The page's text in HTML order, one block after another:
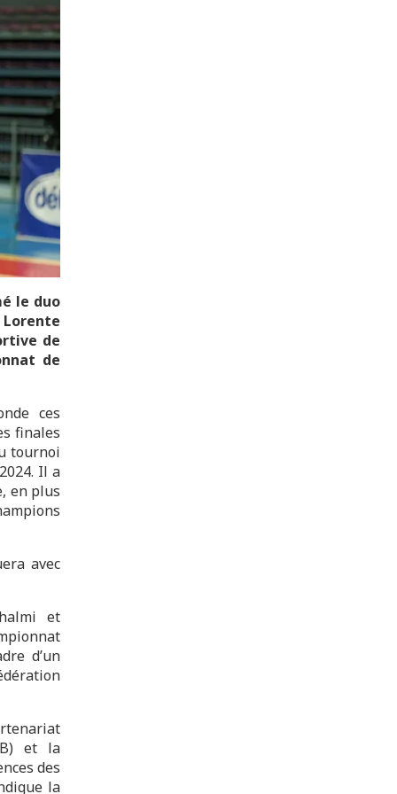
le duo
de
de
ces
finales
tournoi
Il a
en plus
avec
et
d’un
et la
des
la